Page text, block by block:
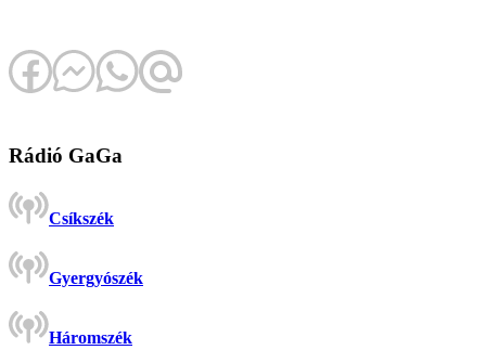
Rádió GaGa
Csíkszék
Gyergyószék
Háromszék